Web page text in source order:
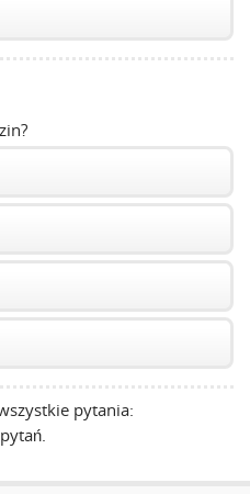
pytania:
pytań.